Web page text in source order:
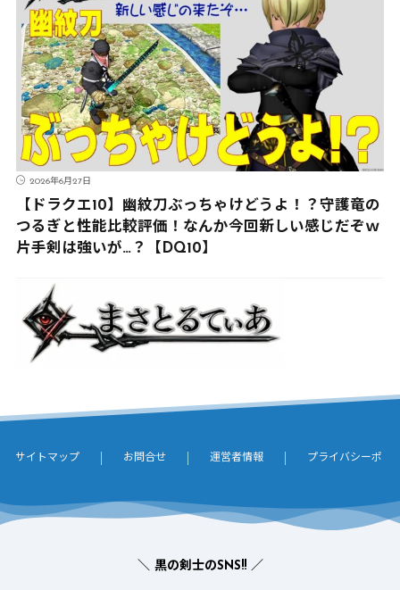
2026年6月27日
【ドラクエ10】幽紋刀ぶっちゃけどうよ！？守護竜の
つるぎと性能比較評価！なんか今回新しい感じだぞｗ
片手剣は強いが…？【DQ10】
サイトマップ お問合せ 運営者情報 プライバシーポリ
＼ 黒の剣士のSNS!! ／